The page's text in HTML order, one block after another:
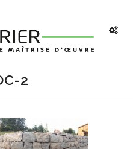
2